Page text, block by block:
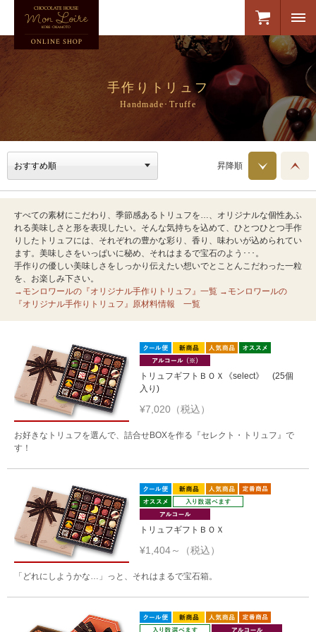
手作りトリュフ
Handmade･Truffe
昇降順
すべての素材にこだわり、季節感あるトリュフを…、オリジナルな個性あふ
れる美味しさと形を表現したい。そんな気持ちを込めて、ひとつひとつ手作
りしたトリュフには、それぞれの豊かな彩り、香り、味わいが込められてい
ます。美味しさをいっぱいに秘め、それはまるで宝石のよう･･･。
手作りの優しい美味しさをしっかり伝えたい想いでとことんこだわった一粒
を、お楽しみ下さい。
→モンロワールの『オリジナル手作りトリュフ』一覧 →モンロワールの
『オリジナル手作りトリュフ』原材料情報 一覧
トリュフギフトＢＯＸ《select》 (25個
入り)
¥7,020（税込）
お好きなトリュフを選んで、詰合せBOXを作る『セレクト・トリュフ』で
す！
トリュフギフトＢＯＸ
¥1,404～（税込）
「どれにしようかな…」っと、それはまるで宝石箱。